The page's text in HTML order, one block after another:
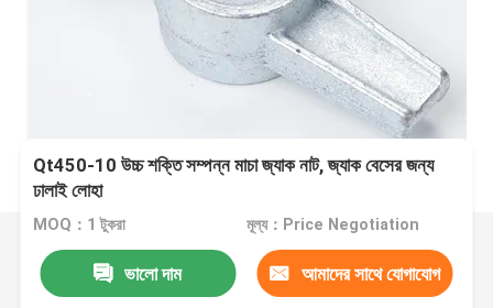
Qt450-10 উচ্চ শক্তি সম্পন্ন মাচা জ্যাক নাট, জ্যাক বেসের জন্য
ঢালাই লোহা
MOQ：1 টুকরা মূল্য：Price Negotiation
ভালো দাম আমাদের সাথে যোগাযোগ